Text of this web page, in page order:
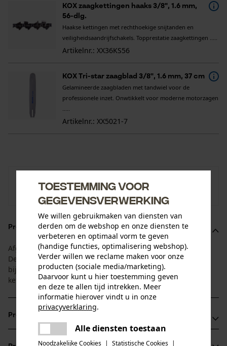
KOX zaagkettingen haaks 3/8", 1.6 mm,
56-dlg.
Haakse kettingen met rechthoekige snijtanden en
veiligheidsaandrijfschakels. Topprestatie zaagkettingen .....
Artikelnr.: XX36KS56
KOX Tri-star zaagblad 3/8", 1.6 mm, 37 cm
Gelamineerde zaagbladen met tandwiel voor de
professionele inzet. Onwtikkelt voor moderne motorzagen
.....
Artikelnr.: XX5021-7
KOX
Naar de merkenshop van KOX
Productomschrijving
Afgestemd op de standtijd van zaagblad en zaagketting.
Deze 1+4 voordeelset bestaat uit 1 zaagblad met 4
bijpassende kettingen. Zo heeft u altijd een vervangende
ketting bij de hand!
Productvoordelen
Lichter dan zaagbladen van massief staal
Toestemming voor
gegevensverwerking
We willen gebruikmaken van diensten van
derden om de webshop en onze diensten te
verbeteren en optimaal vorm te geven
(handige functies, optimalisering webshop).
Verder willen we reclame maken voor onze
producten (sociale media/marketing).
Daarvoor kunt u hier toestemming geven
en deze te allen tijd intrekken. Meer
informatie hierover vindt u in onze
privacyverklaring.
Alle diensten toestaan
Noodzakelijke Cookies | Statistische Cookies |
Er is een fout opgetreden. Gelieve
het opnieuw te proberen.
delen